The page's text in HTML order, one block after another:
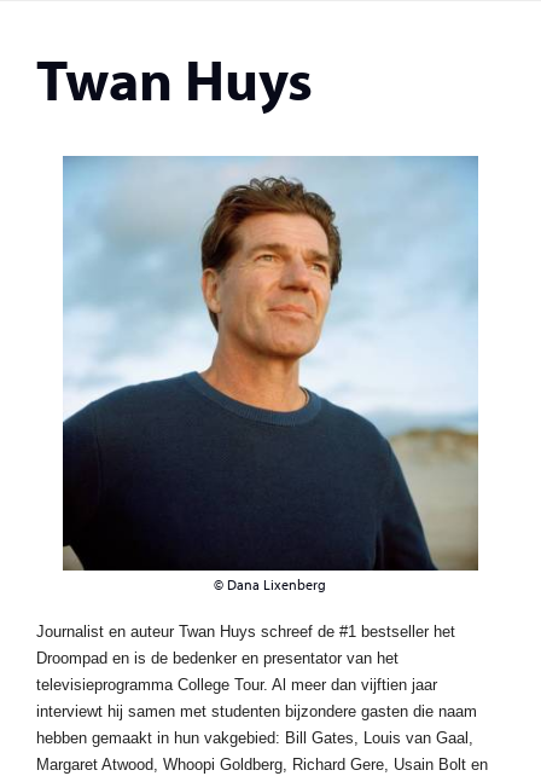
Twan Huys
© Dana Lixenberg
Journalist en auteur Twan Huys schreef de #1 bestseller het
Droompad en is de bedenker en presentator van het
televisieprogramma College Tour. Al meer dan vijftien jaar
interviewt hij samen met studenten bijzondere gasten die naam
hebben gemaakt in hun vakgebied: Bill Gates, Louis van Gaal,
Margaret Atwood, Whoopi Goldberg, Richard Gere, Usain Bolt en